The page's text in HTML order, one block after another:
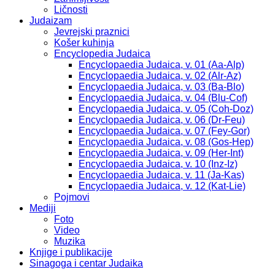
Ličnosti
Judaizam
Jevrejski praznici
Košer kuhinja
Encyclopedia Judaica
Encyclopaedia Judaica, v. 01 (Aa-Alp)
Encyclopaedia Judaica, v. 02 (Alr-Az)
Encyclopaedia Judaica, v. 03 (Ba-Blo)
Encyclopaedia Judaica, v. 04 (Blu-Cof)
Encyclopaedia Judaica, v. 05 (Coh-Doz)
Encyclopaedia Judaica, v. 06 (Dr-Feu)
Encyclopaedia Judaica, v. 07 (Fey-Gor)
Encyclopaedia Judaica, v. 08 (Gos-Hep)
Encyclopaedia Judaica, v. 09 (Her-Int)
Encyclopaedia Judaica, v. 10 (Inz-Iz)
Encyclopaedia Judaica, v. 11 (Ja-Kas)
Encyclopaedia Judaica, v. 12 (Kat-Lie)
Pojmovi
Mediji
Foto
Video
Muzika
Knjige i publikacije
Sinagoga i centar Judaika